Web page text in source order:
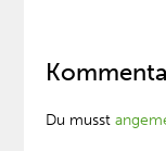
Du musst